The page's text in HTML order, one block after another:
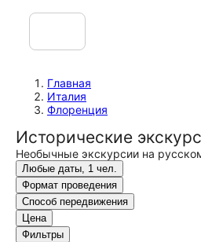
Главная
Италия
Флоренция
Исторические
Необычные экскурсии на
Любые даты, 1 чел.
Формат проведения
Способ передвижения
Цена
Фильтры